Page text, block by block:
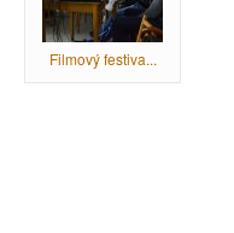
Filmový festiva...